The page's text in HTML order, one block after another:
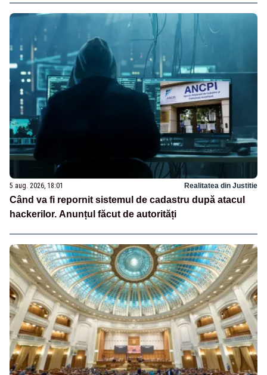
5 aug. 2026, 18:01 Realitatea din Justitie
Când va fi repornit sistemul de cadastru după atacul
hackerilor. Anunțul făcut de autorități